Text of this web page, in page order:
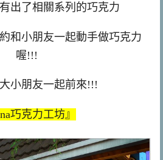
出了相關系列的巧克力
和小朋友一起動手做巧克力
喔!!!
小朋友一起前來!!!
巧克力工坊』